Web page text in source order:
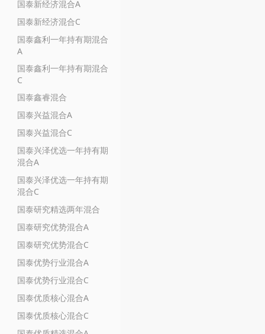
国泰新经济混合A
国泰新经济混合C
国泰鑫利一年持有期混合
A
国泰鑫利一年持有期混合
C
国泰鑫睿混合
国泰兴益混合A
国泰兴益混合C
国泰兴泽优选一年持有期
混合A
国泰兴泽优选一年持有期
混合C
国泰研究精选两年混合
国泰研究优势混合A
国泰研究优势混合C
国泰优势行业混合A
国泰优势行业混合C
国泰优质核心混合A
国泰优质核心混合C